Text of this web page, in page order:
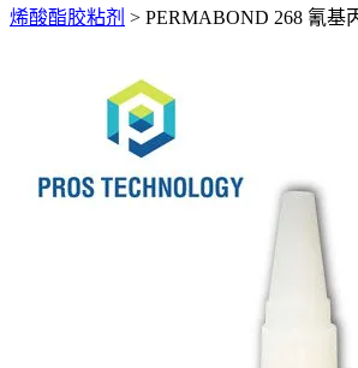
烯酸酯胶粘剂 > PERMABOND 268 氰基